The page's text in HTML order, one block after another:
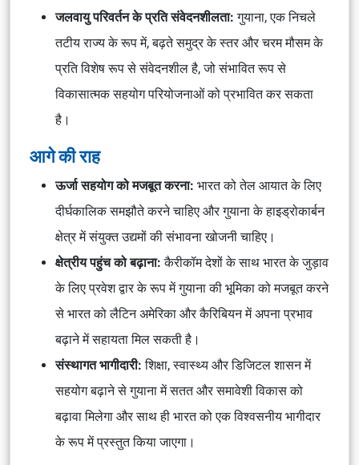
जलवायु परिवर्तन के प्रति संवेदनशीलता:गुयाना, एक निचले
तटीय राज्य के रूप में, बढ़ते समुद्र के स्तर और चरम मौसम के
प्रति विशेष रूप से संवेदनशील है, जो संभावित रूप से
विकासात्मक सहयोग परियोजनाओं को प्रभावित कर सकता
है।
आगे की राह
ऊर्जा सहयोग को मजबूत करना: भारत को तेल आयात के लिए
दीर्घकालिक समझौते करने चाहिए और गुयाना के हाइड्रोकार्बन
क्षेत्र में संयुक्त उद्यमों की संभावना खोजनी चाहिए।
क्षेत्रीय पहुंच को बढ़ाना: कैरीकॉम देशों के साथ भारत के जुड़ाव
के लिए प्रवेश द्वार के रूप में गुयाना की भूमिका को मजबूत करने
से भारत को लैटिन अमेरिका और कैरिबियन में अपना प्रभाव
बढ़ाने में सहायता मिल सकती है।
संस्थागत भागीदारी: शिक्षा, स्वास्थ्य और डिजिटल शासन में
सहयोग बढ़ाने से गुयाना में सतत और समावेशी विकास को
बढ़ावा मिलेगा और साथ ही भारत को एक विश्वसनीय भागीदार
के रूप में प्रस्तुत किया जाएगा।